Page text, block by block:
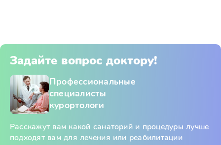
Задайте вопрос доктору!
Профессиональные
специалисты
курортологи
Расскажут вам какой санаторий и процедуры лучше
подходят вам для лечения или реабилитации